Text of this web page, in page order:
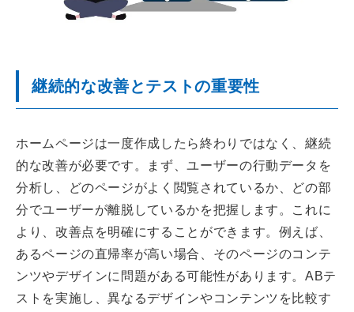
継続的な改善とテストの重要性
ホームページは一度作成したら終わりではなく、継続
的な改善が必要です。まず、ユーザーの行動データを
分析し、どのページがよく閲覧されているか、どの部
分でユーザーが離脱しているかを把握します。これに
より、改善点を明確にすることができます。例えば、
あるページの直帰率が高い場合、そのページのコンテ
ンツやデザインに問題がある可能性があります。ABテ
ストを実施し、異なるデザインやコンテンツを比較す